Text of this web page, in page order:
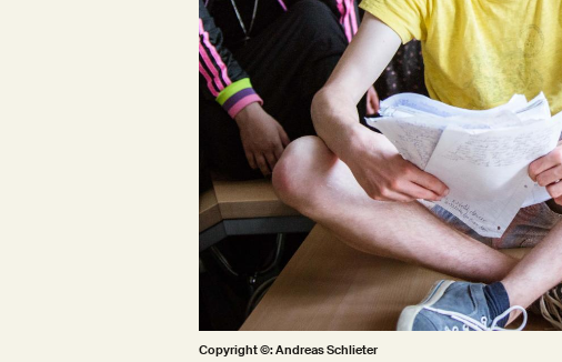
Copyright ©: Andreas Schlieter